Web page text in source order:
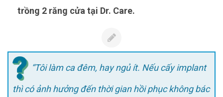
trồng 2 răng cửa tại Dr. Care.
“Tôi làm ca đêm, hay ngủ ít. Nếu cấy implant
thì có ảnh hưởng đến thời gian hồi phục không bác